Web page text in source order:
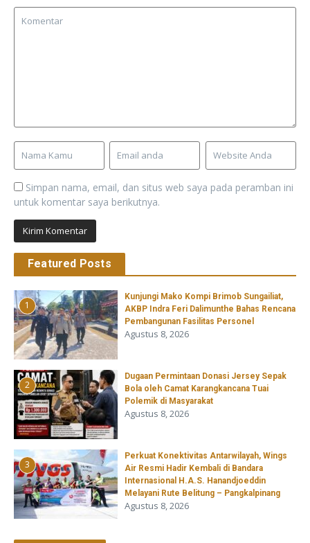
Simpan nama, email, dan situs web saya pada peramban ini
untuk komentar saya berikutnya.
Featured Posts
1
Kunjungi Mako Kompi Brimob Sungailiat,
AKBP Indra Feri Dalimunthe Bahas Rencana
Pembangunan Fasilitas Personel
Agustus 8, 2026
2
‎Dugaan Permintaan Donasi Jersey Sepak
Bola oleh Camat Karangkancana Tuai
Polemik di Masyarakat
Agustus 8, 2026
3
Perkuat Konektivitas Antarwilayah, Wings
Air Resmi Hadir Kembali di Bandara
Internasional H.A.S. Hanandjoeddin
Melayani Rute Belitung – Pangkalpinang
Agustus 8, 2026